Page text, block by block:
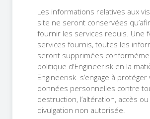
Les informations relatives aux
site ne seront conservées
fournir les services requis. Une
services fournis, toutes les
seront supprimées
politique d'Engineerisk en la
Engineerisk s’engage à protéger
données personnelles contre
destruction, l’altération, accès ou
divulgation non autorisée.